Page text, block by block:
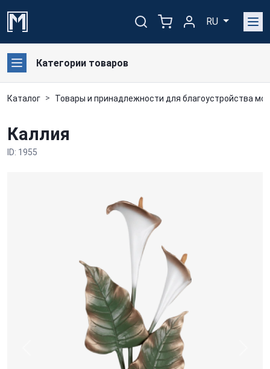
RU
Категории товаров
Каталог Товары и принадлежности для благоустройства
Каллия
ID: 1955